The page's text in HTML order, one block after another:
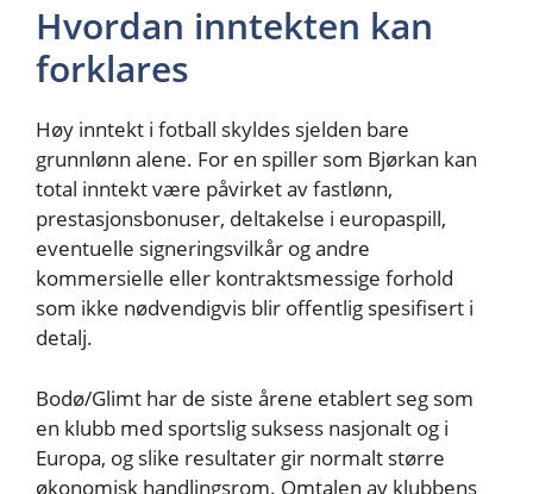
Hvordan inntekten kan
forklares
Høy inntekt i fotball skyldes sjelden bare
grunnlønn alene. For en spiller som Bjørkan kan
total inntekt være påvirket av fastlønn,
prestasjonsbonuser, deltakelse i europaspill,
eventuelle signeringsvilkår og andre
kommersielle eller kontraktsmessige forhold
som ikke nødvendigvis blir offentlig spesifisert i
detalj.
Bodø/Glimt har de siste årene etablert seg som
en klubb med sportslig suksess nasjonalt og i
Europa, og slike resultater gir normalt større
økonomisk handlingsrom. Omtalen av klubbens